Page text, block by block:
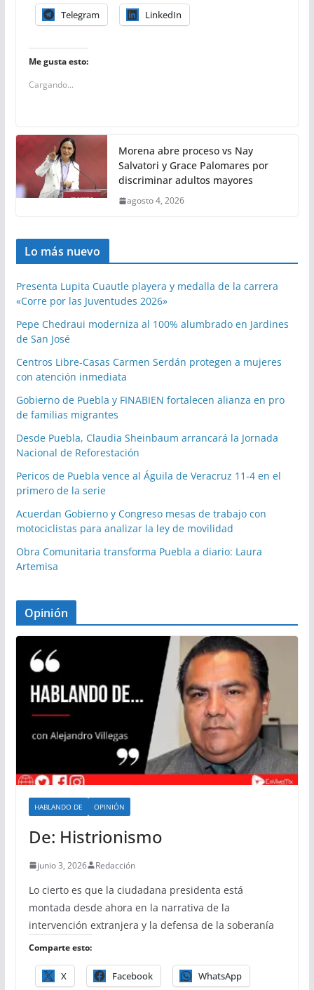
Telegram LinkedIn
Me gusta esto:
Cargando...
Morena abre proceso vs Nay
Salvatori y Grace Palomares por
discriminar adultos mayores
agosto 4, 2026
Lo más nuevo
Presenta Lupita Cuautle playera y medalla de la carrera
«Corre por las Juventudes 2026»
Pepe Chedraui moderniza al 100% alumbrado en Jardines
de San José
Centros Libre-Casas Carmen Serdán protegen a mujeres
con atención inmediata
Gobierno de Puebla y FINABIEN fortalecen alianza en pro
de familias migrantes
Desde Puebla, Claudia Sheinbaum arrancará la Jornada
Nacional de Reforestación
Pericos de Puebla vence al Águila de Veracruz 11-4 en el
primero de la serie
Acuerdan Gobierno y Congreso mesas de trabajo con
motociclistas para analizar la ley de movilidad
Obra Comunitaria transforma Puebla a diario: Laura
Artemisa
Opinión
HABLANDO DE OPINIÓN
De: Histrionismo
junio 3, 2026 Redacción
Lo cierto es que la ciudadana presidenta está
montada desde ahora en la narrativa de la
intervención extranjera y la defensa de la soberanía
Comparte esto:
X Facebook WhatsApp